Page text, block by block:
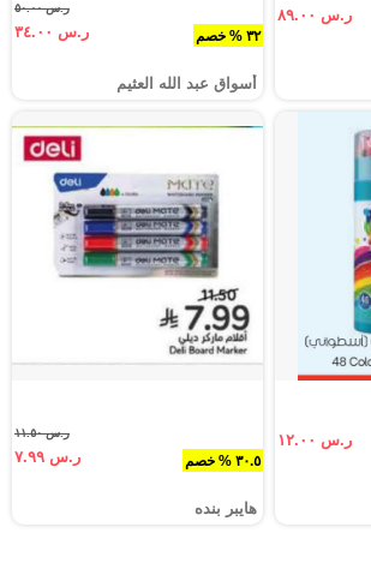
ر.س ٨٩.٠٠
٣٢ % خصم
ر.س ٥٠.٠٠
ر.س ٣٤.٠٠
أسواق عبد الله العثيم
ر.س ١٢.٠٠
٣٠.٥ % خصم
ر.س ١١.٥٠
ر.س ٧.٩٩
هايبر بنده